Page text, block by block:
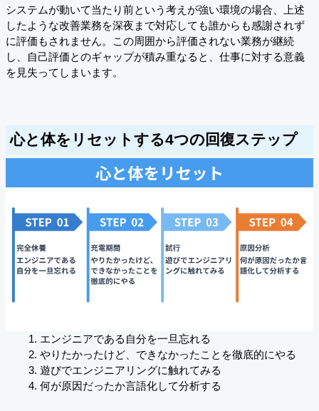
システムが動いて当たり前という考えが強い環境の場合、上述
したような改善業務を深夜まで対応しても誰からも感謝されず
に評価もされません。この周囲から評価されない業務が継続
し、自己評価とのギャップが積み重なると、仕事に対する意義
を見失ってしまいます。
心と体をリセットする4つの回復ステップ
エンジニアである自分を一旦忘れる
やりたかったけど、できなかったことを徹底的にやる
遊びでエンジニアリングに触れてみる
何が原因だったか言語化して分析する